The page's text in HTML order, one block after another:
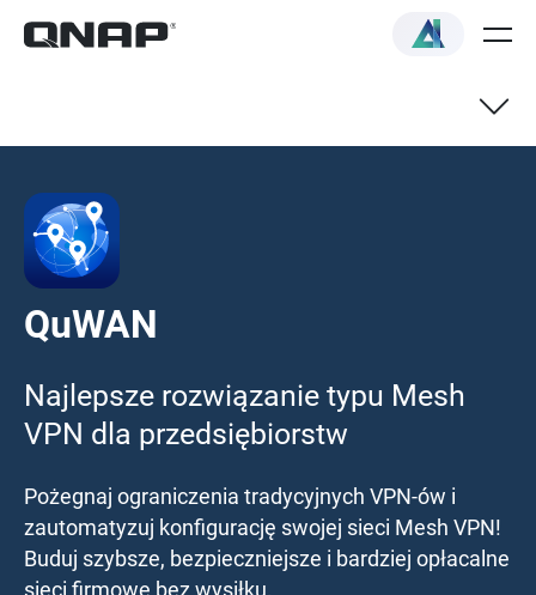
QuWAN
Najlepsze rozwiązanie typu Mesh
VPN dla przedsiębiorstw
Pożegnaj ograniczenia tradycyjnych VPN-ów i
zautomatyzuj konfigurację swojej sieci Mesh VPN!
Buduj szybsze, bezpieczniejsze i bardziej opłacalne
sieci firmowe bez wysiłku.